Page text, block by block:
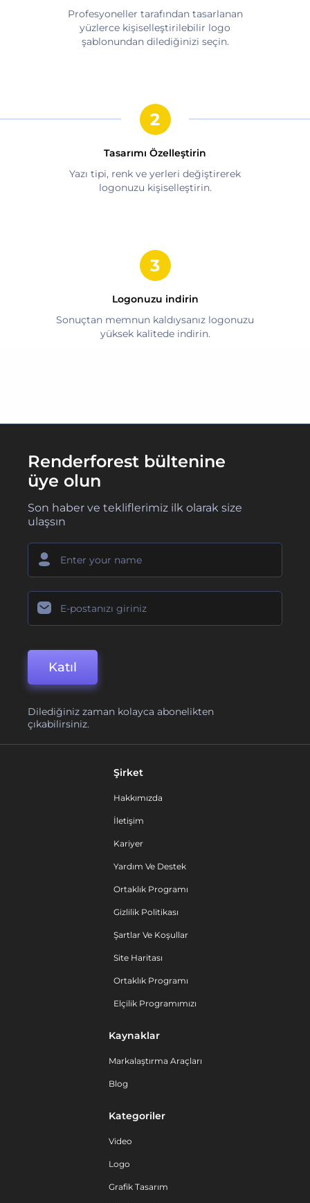
Profesyoneller tarafından tasarlanan
yüzlerce kişiselleştirilebilir logo
şablonundan dilediğinizi seçin.
Tasarımı Özelleştirin
Yazı tipi, renk ve yerleri değiştirerek
logonuzu kişiselleştirin.
Logonuzu indirin
Sonuçtan memnun kaldıysanız logonuzu
yüksek kalitede indirin.
Renderforest bültenine
üye olun
Son haber ve tekliflerimiz ilk olarak size
ulaşsın
Katıl
Dilediğiniz zaman kolayca abonelikten
çıkabilirsiniz.
Şirket
Hakkımızda
İletişim
Kariyer
Yardım Ve Destek
Ortaklık Programı
Gizlilik Politikası
Şartlar Ve Koşullar
Site Haritası
Ortaklık Programı
Elçilik Programımızı
Kaynaklar
Markalaştırma Araçları
Blog
Kategoriler
Video
Logo
Grafik Tasarım